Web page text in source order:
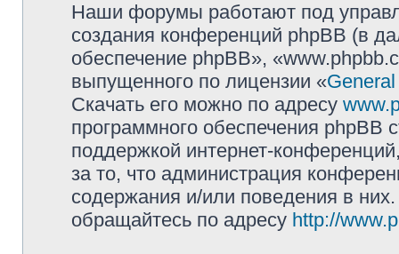
Наши форумы работают под
создания конференций phpBB (в
обеспечение phpBB»,
выпущенного по лицензии «
Скачать его можно по адресу
программного обеспечения phpBB
поддержкой интернет-
за то, что администрация
содержания и/или поведения в
обращайтесь по адресу http://